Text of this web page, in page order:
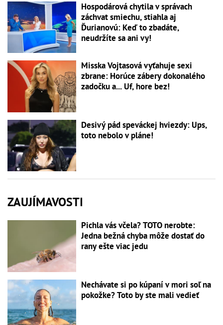
Hospodárová chytila v správach
záchvat smiechu, stiahla aj
Ďurianovú: Keď to zbadáte,
neudržíte sa ani vy!
Misska Vojtasová vyťahuje sexi
zbrane: Horúce zábery dokonalého
zadočku a... Uf, hore bez!
Desivý pád speváckej hviezdy: Ups,
toto nebolo v pláne!
ZAUJÍMAVOSTI
Pichla vás včela? TOTO nerobte:
Jedna bežná chyba môže dostať do
rany ešte viac jedu
Nechávate si po kúpaní v mori soľ na
pokožke? Toto by ste mali vedieť